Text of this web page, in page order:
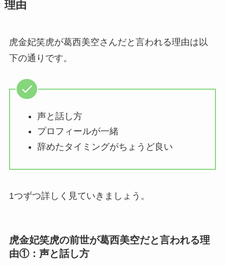
理由
虎金妃笑虎が葛西美空さんだと言われる理由は以
下の通りです。
声と話し方
プロフィールが一緒
辞めたタイミングがちょうど良い
1つずつ詳しく見ていきましょう。
虎金妃笑虎の前世が葛西美空だと言われる理
由①：声と話し方